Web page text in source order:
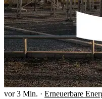
vor 3 Min. · Erneuerbare